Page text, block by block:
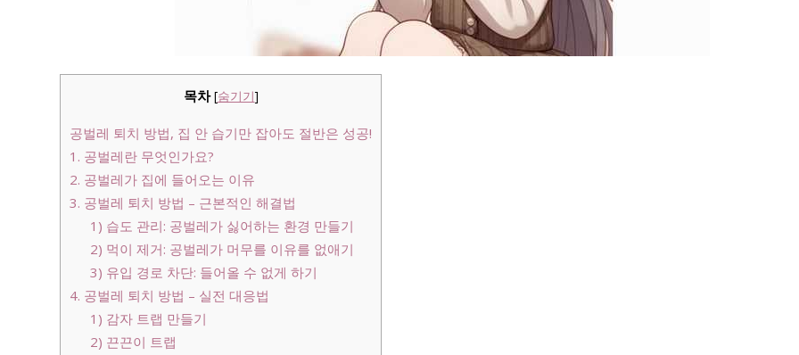
목차 [숨기기]
공벌레 퇴치 방법, 집 안 습기만 잡아도 절반은 성공!
1. 공벌레란 무엇인가요?
2. 공벌레가 집에 들어오는 이유
3. 공벌레 퇴치 방법 – 근본적인 해결법
1) 습도 관리: 공벌레가 싫어하는 환경 만들기
2) 먹이 제거: 공벌레가 머무를 이유를 없애기
3) 유입 경로 차단: 들어올 수 없게 하기
4. 공벌레 퇴치 방법 – 실전 대응법
1) 감자 트랩 만들기
2) 끈끈이 트랩